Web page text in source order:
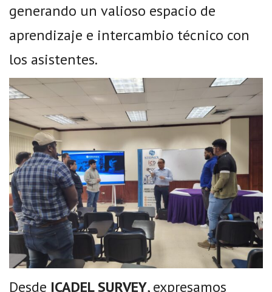
generando un valioso espacio de
aprendizaje e intercambio técnico con
los asistentes.
Desde ICADEL SURVEY, expresamos